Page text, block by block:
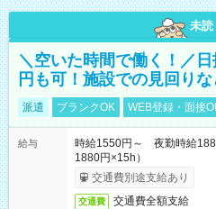
未読
＼空いた時間で働く！／
円も可！施設での見回りな
派遣 ブランクOK WEB登録・面接
給与
時給1550円～ 夜勤時給
1880円×15h）
交通費別途支給あり
交通費 交通費全額支給